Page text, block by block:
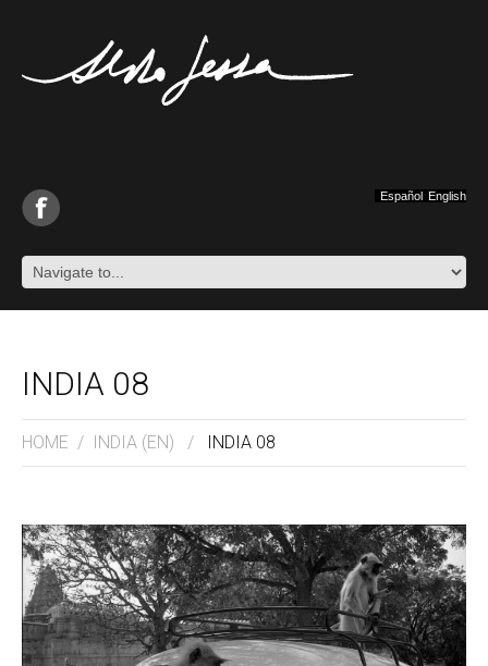
Español English
INDIA 08
HOME / INDIA (EN) / INDIA 08